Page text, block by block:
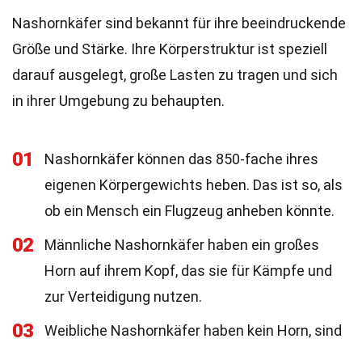
Nashornkäfer sind bekannt für ihre beeindruckende
Größe und Stärke. Ihre Körperstruktur ist speziell
darauf ausgelegt, große Lasten zu tragen und sich
in ihrer Umgebung zu behaupten.
01
Nashornkäfer können das 850-fache ihres
eigenen Körpergewichts heben. Das ist so, als
ob ein Mensch ein Flugzeug anheben könnte.
02
Männliche Nashornkäfer haben ein großes
Horn auf ihrem Kopf, das sie für Kämpfe und
zur Verteidigung nutzen.
03
Weibliche Nashornkäfer haben kein Horn, sind